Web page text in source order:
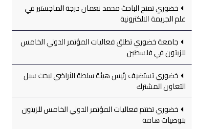
خضوري تمنح الباحث محمد نعمان درجة الماجستير في
علم الجريمة الالكترونية
جامعة خضوري تطلق فعاليات المؤتمر الدولي الخامس
للزيتون في فلسطين
خضوري تستضيف رئيس هيئة سلطة الأراضي لبحث سبل
التعاون المشترك
خضوري تختتم فعاليات المؤتمر الدولي الخامس للزيتون
بتوصيات هامة